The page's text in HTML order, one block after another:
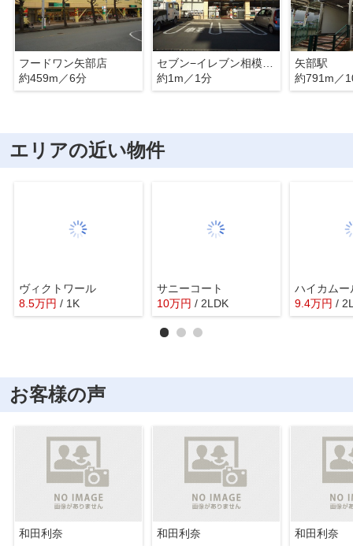
フードワン矢部店
約459m／6分
セブン−イレブン相模原矢部１丁目店
約1m／1分
矢部駅
約791m／
エリアの近い物件
ヴィクトワール
8.5万円 / 1K
サニーコート
10万円 / 2LDK
ハイカムー
9.4万円 /
お客様の声
和田利奈 和田利奈 和田利奈